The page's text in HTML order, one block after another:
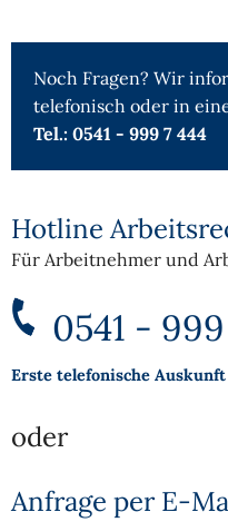
Noch Fragen? Wir
telefonisch oder in
Tel.: 0541 - 999 7 444
Hotline
Für Arbeitnehmer und
0541 -
Erste telefonische
oder
Anfrage per E-